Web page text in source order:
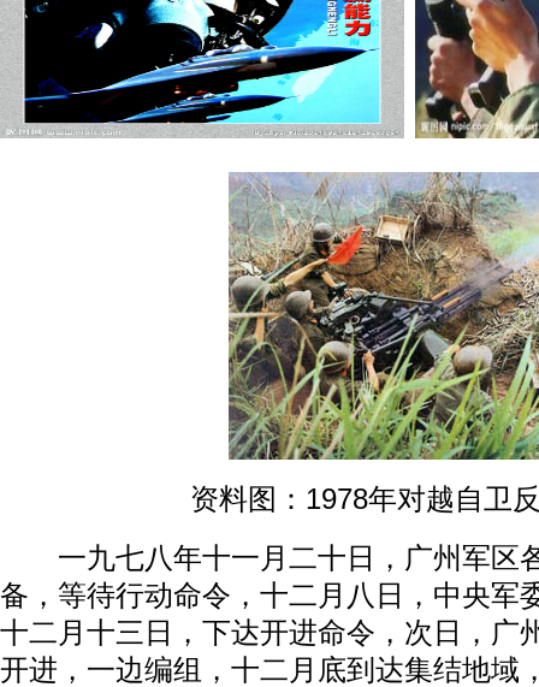
资料图：1978年对越自卫
一九七八年十一月二十日，广州军区
备，等待行动命令，十二月八日，中央军
十二月十三日，下达开进命令，次日，广
开进，一边编组，十二月底到达集结地域